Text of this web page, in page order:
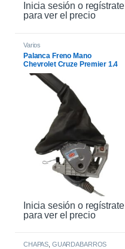
Inicia sesión o regístrate
para ver el precio
Varios
Palanca Freno Mano
Chevrolet Cruze Premier 1.4
2021
Inicia sesión o regístrate
para ver el precio
CHAPAS GUARDABARROS